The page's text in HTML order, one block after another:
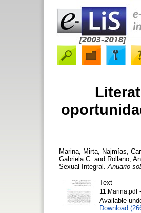
Marina, Mirta Najmías,
Gabriela C. and Rollano,
Sexual Integral. Anuario
Text
11.Marina.pdf-
Available
Download